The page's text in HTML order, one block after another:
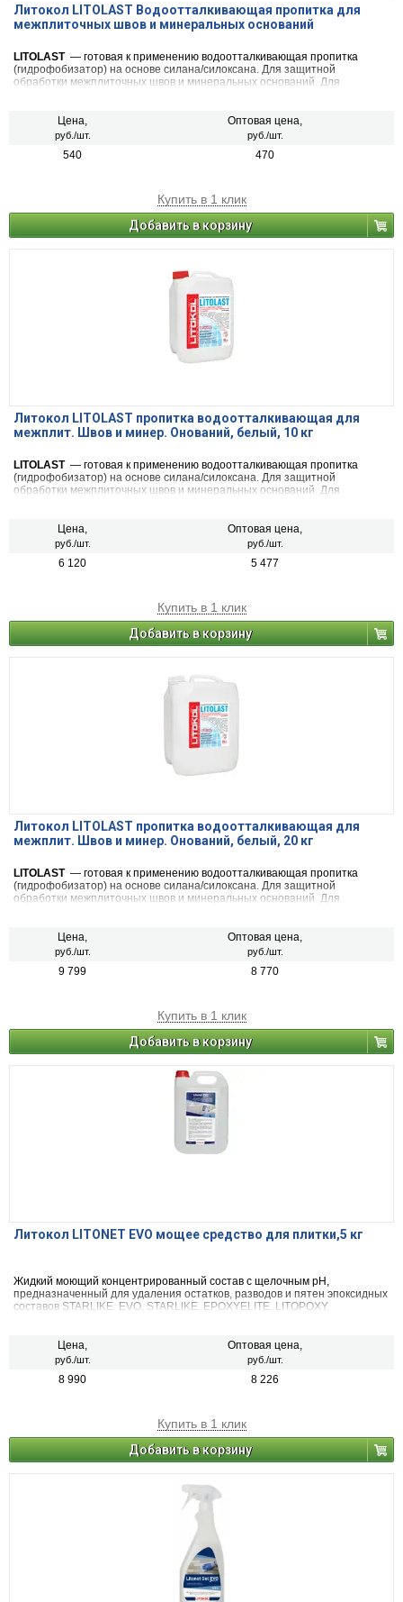
Литокол LITOLAST Водоотталкивающая пропитка для
межплиточных швов и минеральных оснований
LITOLAST— готовая к применению водоотталкивающая пропитка
(гидрофобизатор) на основе силана/силоксана. Для защитной
обработки межплиточных швов и минеральных оснований. Для
Цена,
руб./шт.
Оптовая цена,
руб./шт.
540 470
Купить в 1 клик
Добавить в корзину
Литокол LITOLAST пропитка водоотталкивающая для
межплит. Швов и минер. Онований, белый, 10 кг
LITOLAST— готовая к применению водоотталкивающая пропитка
(гидрофобизатор) на основе силана/силоксана. Для защитной
обработки межплиточных швов и минеральных оснований. Для
Цена,
руб./шт.
Оптовая цена,
руб./шт.
6 120 5 477
Купить в 1 клик
Добавить в корзину
Литокол LITOLAST пропитка водоотталкивающая для
межплит. Швов и минер. Онований, белый, 20 кг
LITOLAST— готовая к применению водоотталкивающая пропитка
(гидрофобизатор) на основе силана/силоксана. Для защитной
обработки межплиточных швов и минеральных оснований. Для
Цена,
руб./шт.
Оптовая цена,
руб./шт.
9 799 8 770
Купить в 1 клик
Добавить в корзину
Литокол LITONET EVO мощее средство для плитки,5 кг
Жидкий моющий концентрированный состав с щелочным pH,
предназначенный для удаления остатков, разводов и пятен эпоксидных
составов STARLIKE EVO, STARLIKE, EPOXYELITE, LITOPOXY,
керамической мозаики и натурального камня, в том числе
полированного. LITONET EVO — состав с низкой вязкостью и поэтому
поверхностях и полах. Для внутренних и наружных работ.
Цена,
руб./шт.
Оптовая цена,
руб./шт.
8 990 8 226
Купить в 1 клик
Добавить в корзину